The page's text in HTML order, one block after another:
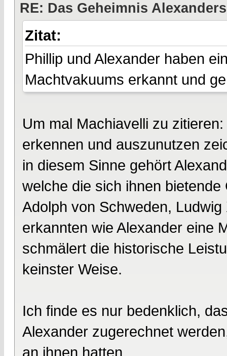
RE: Das Geheimnis Alexanders
Zitat:
Phillip und Alexander haben
Machtvakuums erkannt und
Um mal Machiavelli zu
erkennen und auszunutzen
in diesem Sinne gehört
welche die sich ihnen
Adolph von Schweden,
erkannten wie Alexander eine
schmälert die historische
keinster Weise.
Ich finde es nur bedenklich,
Alexander zugerechnet
an ihnen hatten.